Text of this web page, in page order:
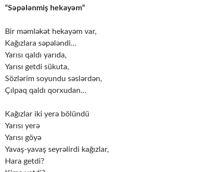
“Səpələnmiş hekayəm”
Bir məmləkət hekayəm var,
Kağızlara səpələndi…
Yarısı qaldı yarıda,
Yarısı getdi sükuta,
Sözlərim soyundu səslərdən,
Çılpaq qaldı qorxudan…
Kağızlar iki yerə bölündü
Yarısı yerə
Yarısı göyə
Yavaş-yavaş seyrəlirdi kağızlar,
Hara getdi?